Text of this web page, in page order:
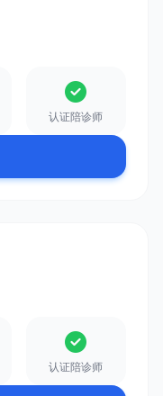
认证陪诊师
认证陪诊师